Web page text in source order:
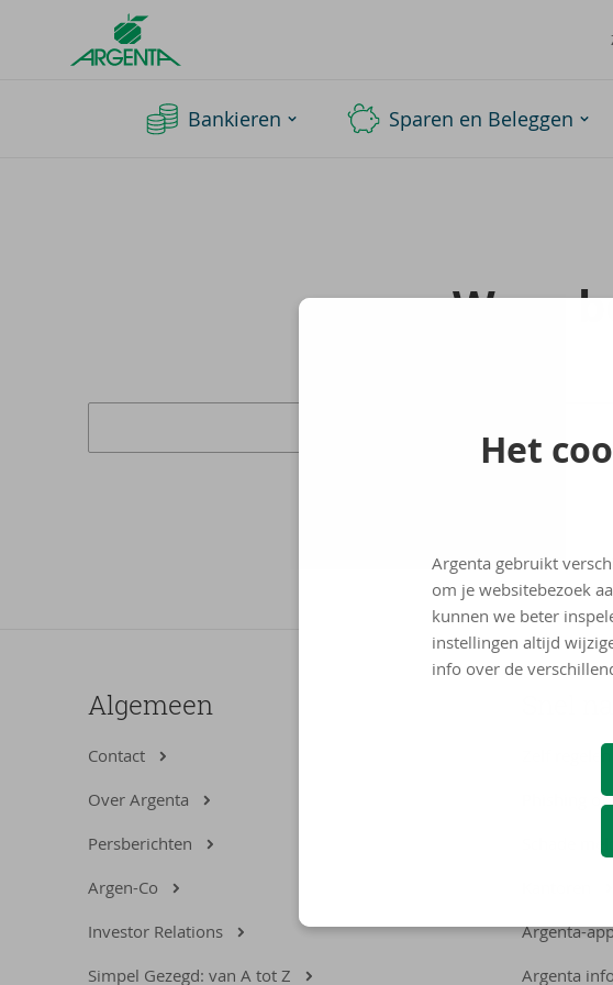
Het
Argenta gebruikt
om je websitebezoek
kunnen we beter
instellingen altijd
info over de
Argenta
Homepage
Bankieren Sparen en Beleggen
Waar
Algemeen
Contact
Over Argenta
Persberichten
Argen-Co
Investor Relations
Simpel Gezegd: van A tot Z
Phishing
Argenta-
Argenta